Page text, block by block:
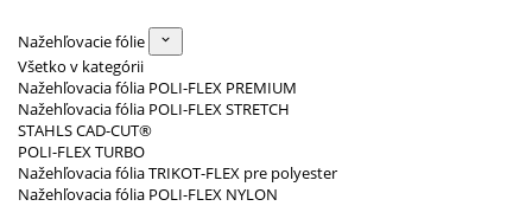
Nažehľovacie fólie
Všetko v kategórii
Nažehľovacia fólia POLI-FLEX PREMIUM
Nažehľovacia fólia POLI-FLEX STRETCH
STAHLS CAD-CUT®
POLI-FLEX TURBO
Nažehľovacia fólia TRIKOT-FLEX pre polyester
Nažehľovacia fólia POLI-FLEX NYLON